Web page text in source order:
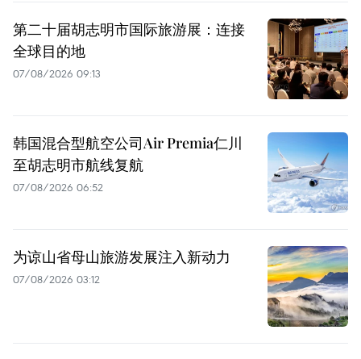
第二十届胡志明市国际旅游展：连接
全球目的地
07/08/2026 09:13
韩国混合型航空公司Air Premia仁川
至胡志明市航线复航
07/08/2026 06:52
为谅山省母山旅游发展注入新动力
07/08/2026 03:12